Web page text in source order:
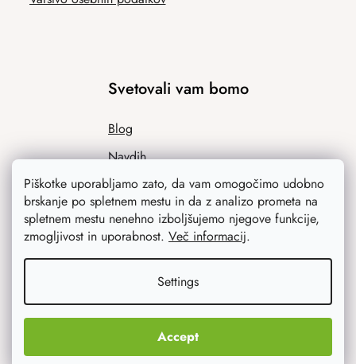
Piškotke uporabljamo zato, da vam omogočimo udobno
brskanje po spletnem mestu in da z analizo prometa na
spletnem mestu nenehno izboljšujemo njegove funkcije,
zmogljivost in uporabnost. Več informacij.
Settings
Accept
Svetovali vam bomo
Blog
Navdih
Kaj vas najbolj zanima
Novosti